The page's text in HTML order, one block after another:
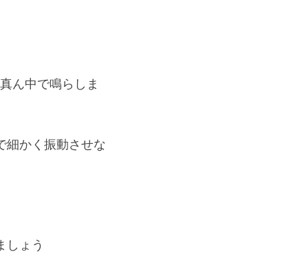
ん中で鳴らしま
細かく振動させな
しょう